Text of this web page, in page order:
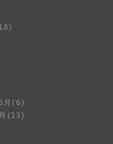
月(6)
(13)